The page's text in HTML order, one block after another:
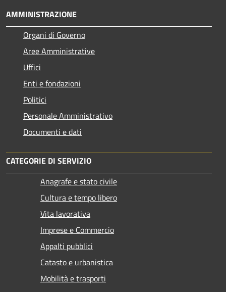
AMMINISTRAZIONE
Organi di Governo
Aree Amministrative
Uffici
Enti e fondazioni
Politici
Personale Amministrativo
Documenti e dati
CATEGORIE DI SERVIZIO
Anagrafe e stato civile
Cultura e tempo libero
Vita lavorativa
Imprese e Commercio
Appalti pubblici
Catasto e urbanistica
Mobilità e trasporti